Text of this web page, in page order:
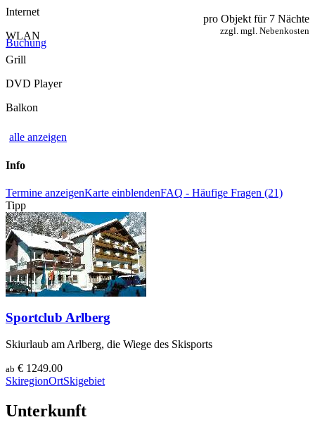
pro Objekt für 7 Nächte
zzgl. mgl. Nebenkosten
Buchung
Internet
WLAN
Grill
DVD Player
Balkon
alle anzeigen
Info
Termine anzeigenKarte einblendenFAQ - Häufige Fragen (21)
Tipp
Sportclub Arlberg
Skiurlaub am Arlberg, die Wiege des Skisports
ab € 1249.00
SkiregionOrtSkigebiet
Unterkunft